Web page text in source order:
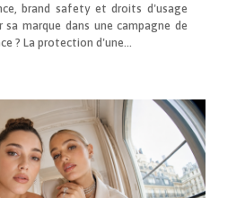
brand safety et droits d'usage
marque dans une campagne de
? La protection d'une...